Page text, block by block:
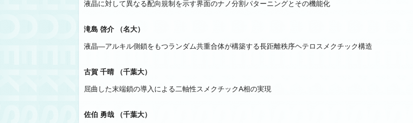
液晶に対して異なる配向規制を示す界面のナノ分割パターニングとその機能化
滝島 啓介 （名大）
液晶―アルキル側鎖をもつランダム共重合体が構築する長距離秩序ヘテロスメクチック構造
古賀 千晴 （千葉大）
屈曲した末端鎖の導入による二軸性スメクチックA相の実現
佐伯 勇哉 （千葉大）